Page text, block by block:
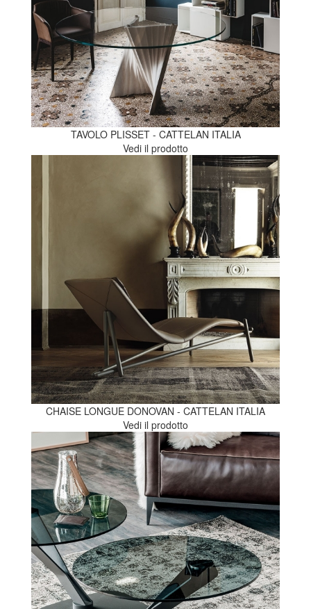
TAVOLO PLISSET - CATTELAN ITALIA
Vedi il prodotto
CHAISE LONGUE DONOVAN - CATTELAN ITALIA
Vedi il prodotto